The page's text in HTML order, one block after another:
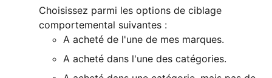
Choisissez parmi les options de ciblage
comportemental suivantes :
A acheté de l'une de mes marques.
A acheté dans l'une des catégories.